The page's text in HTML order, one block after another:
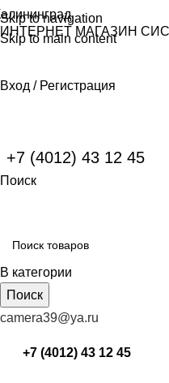
Skip to navigation
Skip to main content
ИНТЕРНЕТ МАГАЗИН
Вход / Регистрация
+7 (4012) 43 12 45
Поиск
В категории
Поиск
camera39@ya.ru
+7 (4012) 43 12 45